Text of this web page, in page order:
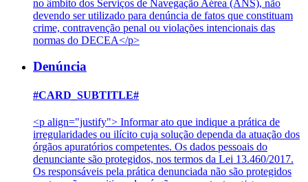
no âmbito dos Serviços de Navegação Aérea (ANS), não
devendo ser utilizado para denúncia de fatos que constituam
crime, contravenção penal ou violações intencionais das
normas do DECEA</p>
Denúncia
#CARD_SUBTITLE#
<p align="justify"> Informar ato que indique a prática de
irregularidades ou ilícito cuja solução dependa da atuação dos
órgãos apuratórios competentes. Os dados pessoais do
denunciante são protegidos, nos termos da Lei 13.460/2017.
Os responsáveis pela prática denunciada não são protegidos